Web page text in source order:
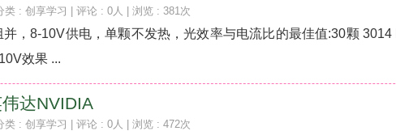
类 : 创享学习 | 评论 : 0人 | 浏览 : 381次
，8-10V供电，单颗不发热，光效率与电流比的最佳值:30颗 3014
效果 ...
达NVIDIA
类 : 创享学习 | 评论 : 0人 | 浏览 : 472次